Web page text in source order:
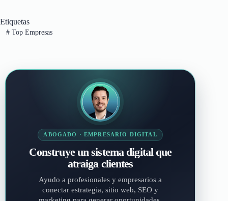
Etiquetas
#Top Empresas
ABOGADO · EMPRESARIO DIGITAL
Construye un sistema digital que
atraiga clientes
Ayudo a profesionales y empresarios a
conectar estrategia, sitio web, SEO y